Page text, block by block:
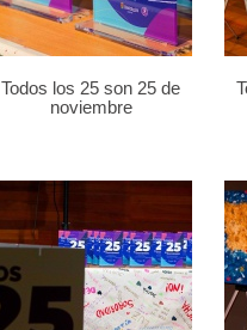
Todos los 25 son 25 de
noviembre